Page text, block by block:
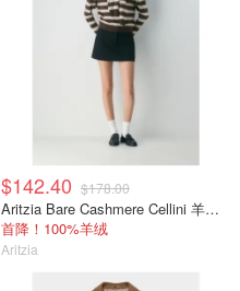
$142.40 $178.00
Aritzia Bare Cashmere Cellini 羊绒卫衣
首降！100%羊绒
Aritzia